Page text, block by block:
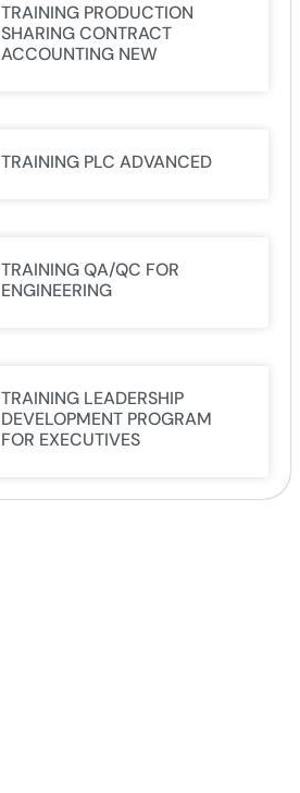
TRAINING PRODUCTION
SHARING CONTRACT
ACCOUNTING NEW
TRAINING PLC ADVANCED
TRAINING QA/QC FOR
ENGINEERING
TRAINING LEADERSHIP
DEVELOPMENT PROGRAM
FOR EXECUTIVES